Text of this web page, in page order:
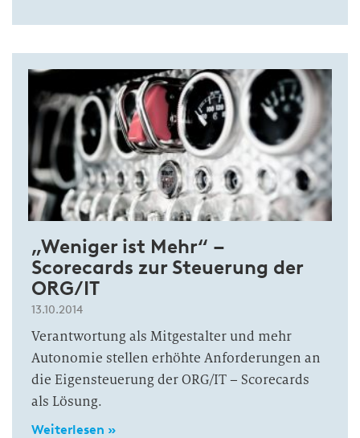
„Weniger ist Mehr“ –
Scorecards zur Steuerung der
ORG/IT
13.10.2014
Verantwortung als Mitgestalter und mehr
Autonomie stellen erhöhte Anforderungen an
die Eigensteuerung der ORG/IT – Scorecards
als Lösung.
Weiterlesen »